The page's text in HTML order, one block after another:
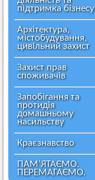
підтримка бізнесу
Архітектура,
містобудування,
цивільний захист
Захист прав
споживачів
Запобігання та
протидія
домашньому
насильству
Краєзнавство
ПАМ’ЯТАЄМО.
ПЕРЕМАГАЄМО.